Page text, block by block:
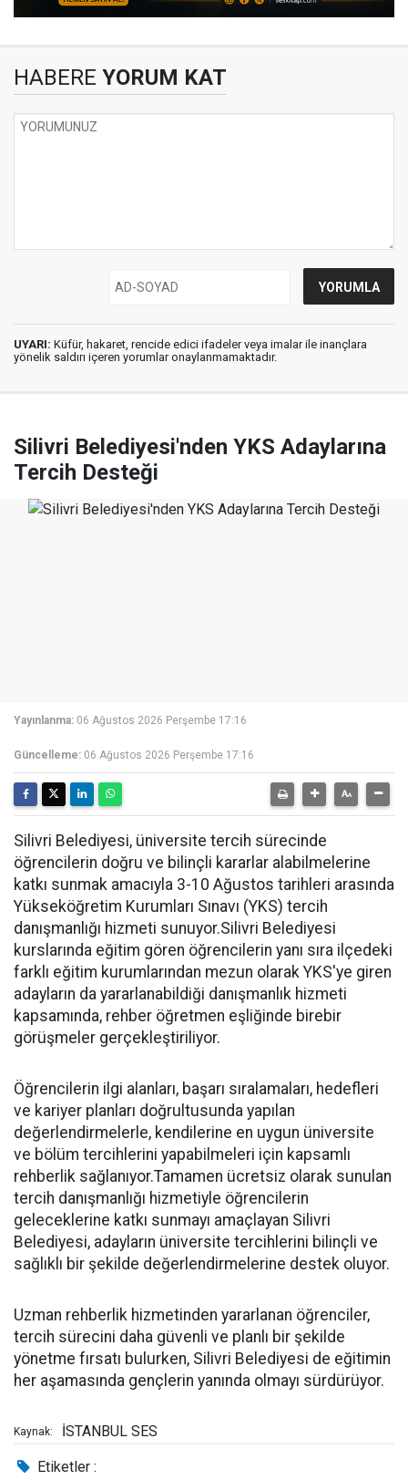
HABERE YORUM KAT
UYARI: Küfür, hakaret, rencide edici ifadeler veya imalar ile inançlara
yönelik saldırı içeren yorumlar onaylanmamaktadır.
Silivri Belediyesi'nden YKS Adaylarına
Tercih Desteği
Yayınlanma: 06 Ağustos 2026 Perşembe 17:16
Güncelleme: 06 Ağustos 2026 Perşembe 17:16
Silivri Belediyesi, üniversite tercih sürecinde
öğrencilerin doğru ve bilinçli kararlar alabilmelerine
katkı sunmak amacıyla 3-10 Ağustos tarihleri arasında
Yükseköğretim Kurumları Sınavı (YKS) tercih
danışmanlığı hizmeti sunuyor.Silivri Belediyesi
kurslarında eğitim gören öğrencilerin yanı sıra ilçedeki
farklı eğitim kurumlarından mezun olarak YKS'ye giren
adayların da yararlanabildiği danışmanlık hizmeti
kapsamında, rehber öğretmen eşliğinde birebir
görüşmeler gerçekleştiriliyor.
Öğrencilerin ilgi alanları, başarı sıralamaları, hedefleri
ve kariyer planları doğrultusunda yapılan
değerlendirmelerle, kendilerine en uygun üniversite
ve bölüm tercihlerini yapabilmeleri için kapsamlı
rehberlik sağlanıyor.Tamamen ücretsiz olarak sunulan
tercih danışmanlığı hizmetiyle öğrencilerin
geleceklerine katkı sunmayı amaçlayan Silivri
Belediyesi, adayların üniversite tercihlerini bilinçli ve
sağlıklı bir şekilde değerlendirmelerine destek oluyor.
Uzman rehberlik hizmetinden yararlanan öğrenciler,
tercih sürecini daha güvenli ve planlı bir şekilde
yönetme fırsatı bulurken, Silivri Belediyesi de eğitimin
her aşamasında gençlerin yanında olmayı sürdürüyor.
Kaynak: İSTANBUL SES
Etiketler :